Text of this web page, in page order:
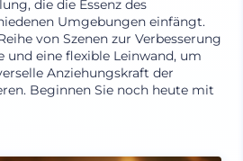
die die Essenz des
Umgebungen einfängt.
von Szenen zur Verbesserung
und eine flexible Leinwand, um
Anziehungskraft der
Beginnen Sie noch heute mit